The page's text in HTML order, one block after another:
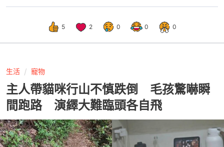
5 2 0 0 0
生活 寵物
主人帶貓咪行山不慎跌倒 毛孩驚嚇瞬
間跑路 演繹大難臨頭各自飛